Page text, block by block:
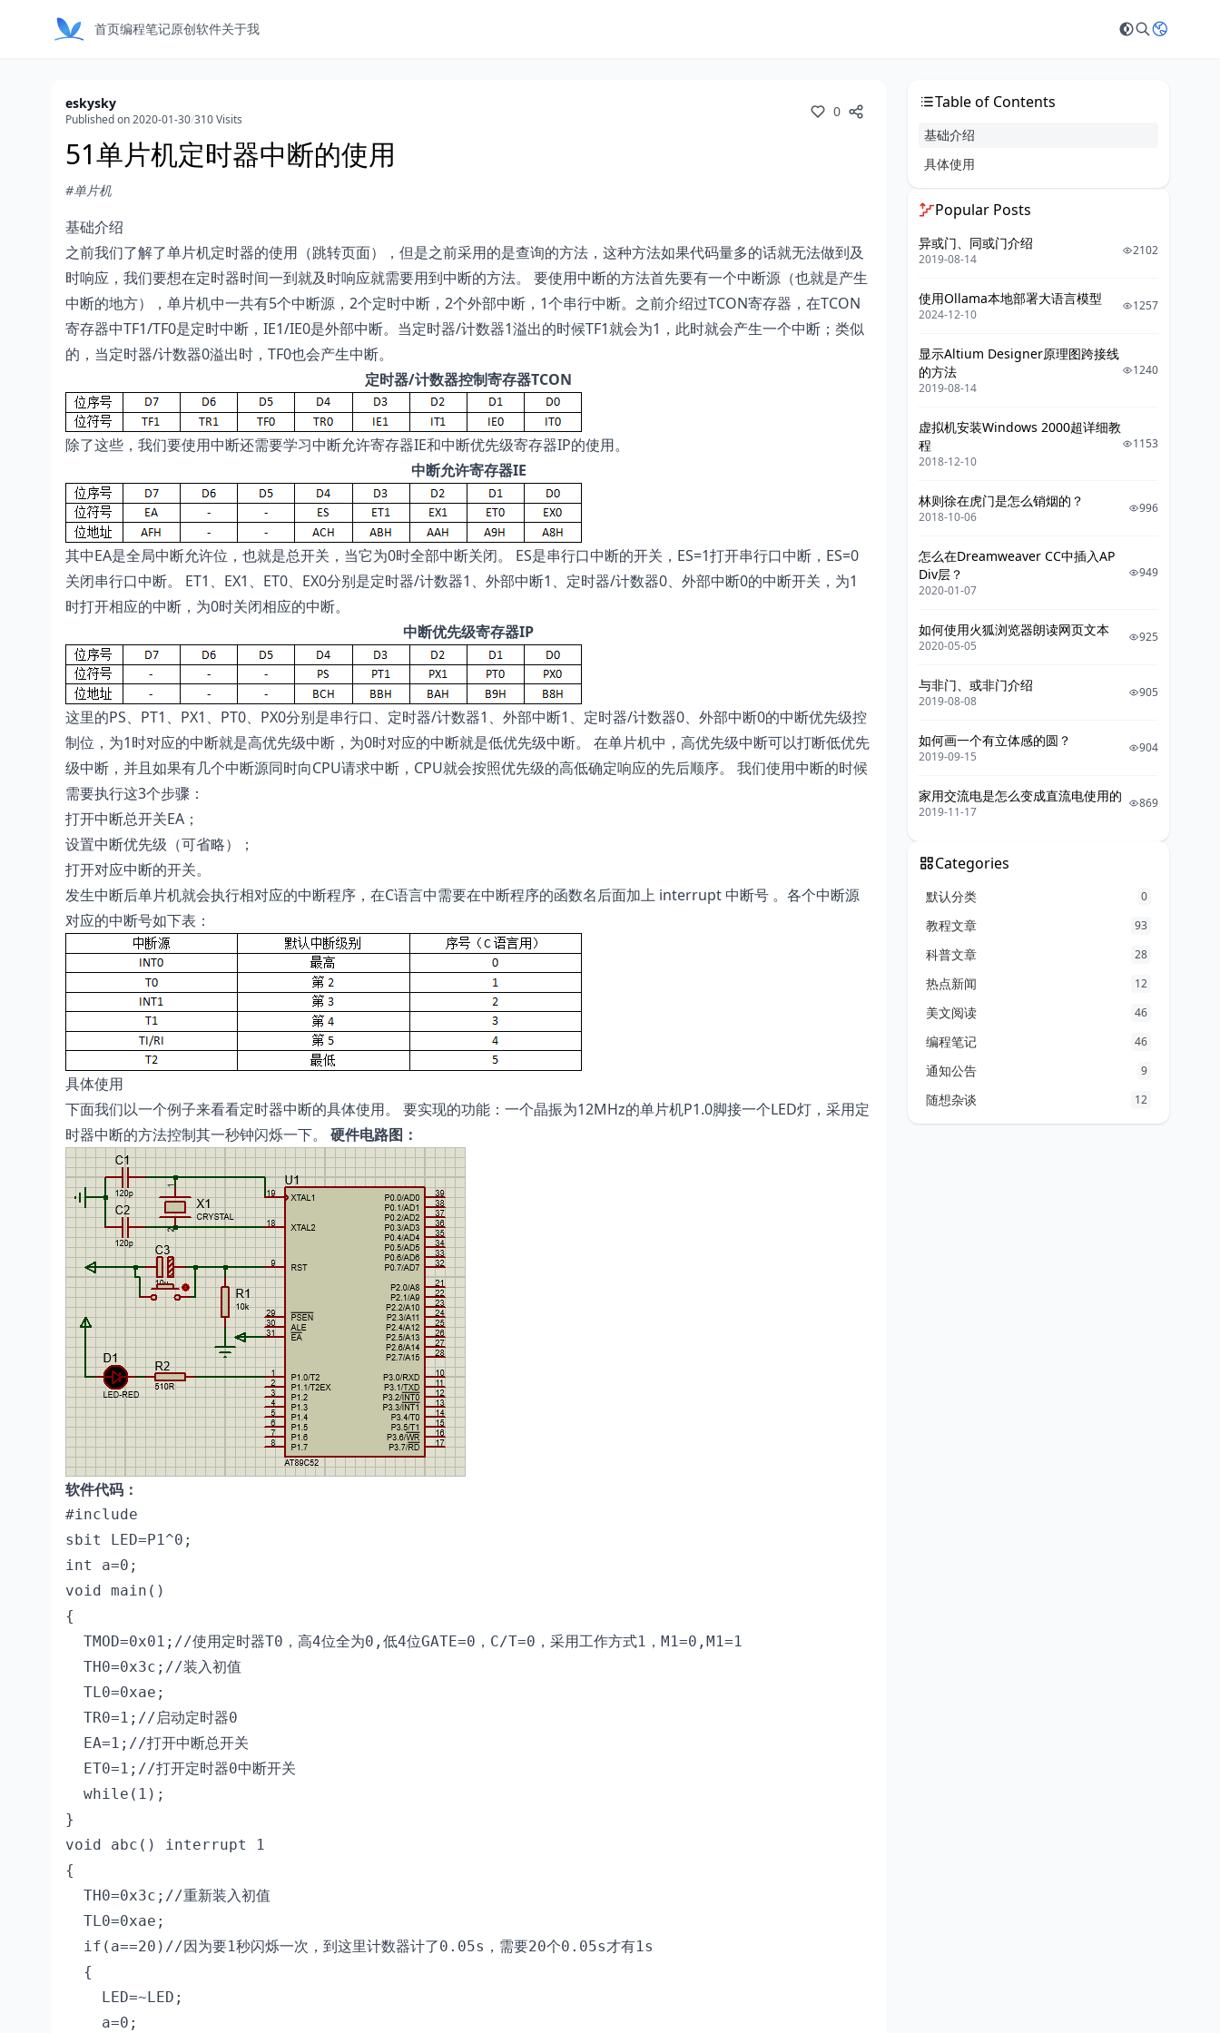
首页编程笔记原创软件关于我
eskysky
Published on 2020-01-30/310 Visits 0
51单片机定时器中断的使用
#单片机
基础介绍
之前我们了解了单片机定时器的使用（跳转页面），但是之前采用的是查询的方法，这种方法如果代码量多的话就无法做到及
时响应，我们要想在定时器时间一到就及时响应就需要用到中断的方法。 要使用中断的方法首先要有一个中断源（也就是产生
中断的地方），单片机中一共有5个中断源，2个定时中断，2个外部中断，1个串行中断。之前介绍过TCON寄存器，在TCON
寄存器中TF1/TF0是定时中断，IE1/IE0是外部中断。当定时器/计数器1溢出的时候TF1就会为1，此时就会产生一个中断；类似
的，当定时器/计数器0溢出时，TF0也会产生中断。
定时器/计数器控制寄存器TCON
除了这些，我们要使用中断还需要学习中断允许寄存器IE和中断优先级寄存器IP的使用。
中断允许寄存器IE
其中EA是全局中断允许位，也就是总开关，当它为0时全部中断关闭。 ES是串行口中断的开关，ES=1打开串行口中断，ES=0
关闭串行口中断。 ET1、EX1、ET0、EX0分别是定时器/计数器1、外部中断1、定时器/计数器0、外部中断0的中断开关，为1
时打开相应的中断，为0时关闭相应的中断。
中断优先级寄存器IP
这里的PS、PT1、PX1、PT0、PX0分别是串行口、定时器/计数器1、外部中断1、定时器/计数器0、外部中断0的中断优先级控
制位，为1时对应的中断就是高优先级中断，为0时对应的中断就是低优先级中断。 在单片机中，高优先级中断可以打断低优先
级中断，并且如果有几个中断源同时向CPU请求中断，CPU就会按照优先级的高低确定响应的先后顺序。 我们使用中断的时候
需要执行这3个步骤：
打开中断总开关EA；
设置中断优先级（可省略）；
打开对应中断的开关。
发生中断后单片机就会执行相对应的中断程序，在C语言中需要在中断程序的函数名后面加上 interrupt 中断号 。各个中断源
对应的中断号如下表：
具体使用
下面我们以一个例子来看看定时器中断的具体使用。 要实现的功能：一个晶振为12MHz的单片机P1.0脚接一个LED灯，采用定
时器中断的方法控制其一秒钟闪烁一下。 硬件电路图：
软件代码：
#include
sbit LED=P1^0;
int a=0;
void main()
{
  TMOD=0x01;//使用定时器T0，高4位全为0,低4位GATE=0，C/T=0，采用工作方式1，M1=0,M1=1
  TH0=0x3c;//装入初值
  TL0=0xae;
  TR0=1;//启动定时器0
  EA=1;//打开中断总开关
  ET0=1;//打开定时器0中断开关
  while(1);
}
void abc() interrupt 1
{
  TH0=0x3c;//重新装入初值
  TL0=0xae;
  if(a==20)//因为要1秒闪烁一次，到这里计数器计了0.05s，需要20个0.05s才有1s
  {
    LED=~LED;
    a=0;
Table of Contents
基础介绍
具体使用
Popular Posts
异或门、同或门介绍
2019-08-14
2102
使用Ollama本地部署大语言模型
2024-12-10
1257
显示Altium Designer原理图跨接线
的方法
2019-08-14
1240
虚拟机安装Windows 2000超详细教
程
2018-12-10
1153
林则徐在虎门是怎么销烟的？
2018-10-06
996
怎么在Dreamweaver CC中插入AP
Div层？
2020-01-07
949
如何使用火狐浏览器朗读网页文本
2020-05-05
925
与非门、或非门介绍
2019-08-08
905
如何画一个有立体感的圆？
2019-09-15
904
家用交流电是怎么变成直流电使用的
2019-11-17
869
Categories
默认分类 0
教程文章 93
科普文章 28
热点新闻 12
美文阅读 46
编程笔记 46
通知公告 9
随想杂谈 12